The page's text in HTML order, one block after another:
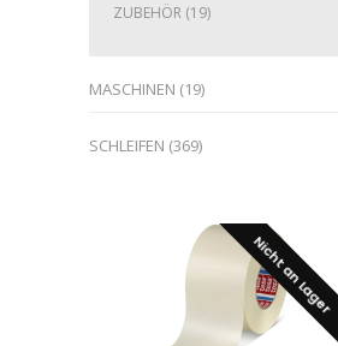
ZUBEHÖR (19)
MASCHINEN (19)
SCHLEIFEN (369)
Nicht an Lager